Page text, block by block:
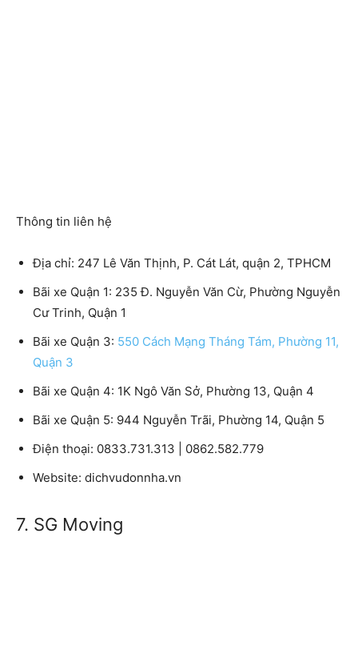
Thông tin liên hệ
Địa chỉ: 247 Lê Văn Thịnh, P. Cát Lát, quận 2, TPHCM
Bãi xe Quận 1: 235 Đ. Nguyễn Văn Cừ, Phường Nguyễn
Cư Trinh, Quận 1
Bãi xe Quận 3: 550 Cách Mạng Tháng Tám, Phường 11,
Quận 3
Bãi xe Quận 4: 1K Ngô Văn Sở, Phường 13, Quận 4
Bãi xe Quận 5: 944 Nguyễn Trãi, Phường 14, Quận 5
Điện thoại: 0833.731.313 | 0862.582.779
Website: dichvudonnha.vn
7. SG Moving